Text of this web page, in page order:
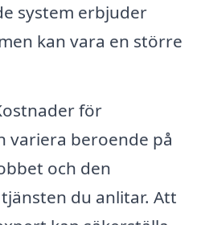
system erbjuder
kan vara en större
för
variera beroende på
och den
du anlitar. Att